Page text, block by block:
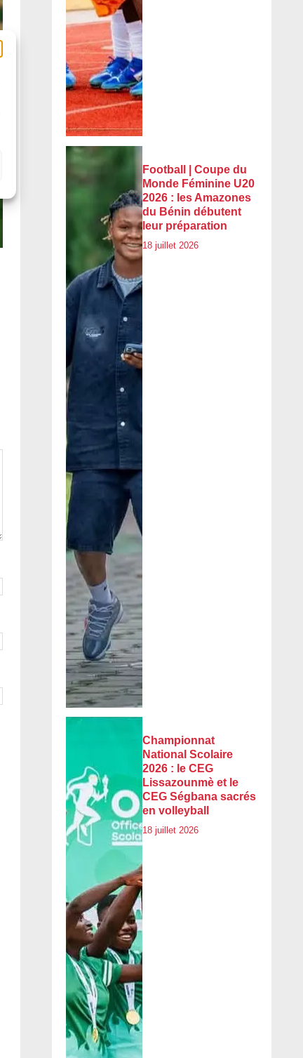
Football | Coupe du
Monde Féminine U20
2026 : les Amazones
du Bénin débutent
leur préparation
18 juillet 2026
Championnat
National Scolaire
2026 : le CEG
Lissazounmè et le
CEG Ségbana sacrés
en volleyball
18 juillet 2026